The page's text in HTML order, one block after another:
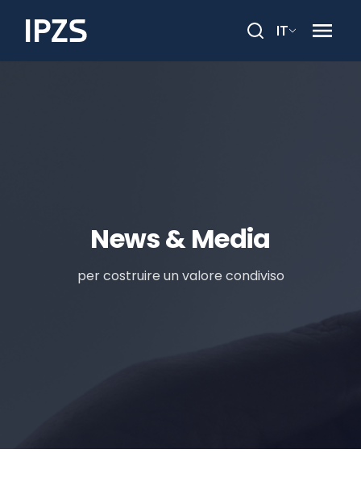
Cerca
IT
News & Media
per costruire un valore condiviso